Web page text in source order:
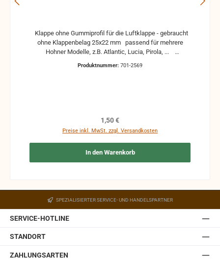
ohne Klappenbelag 25x22 mm passend für mehrere
Hohner Modelle, z.B. Atlantic, Lucia, Pirola, ...
Funktion nicht mehr gewährleistet werden und die
Produktnummer: 701-2569
Regulärer Preis:
1,50 €
Preise inkl. MwSt. zzgl. Versandkosten
In den Warenkorb
SPEZIALISIERTER SERVICE- UND HANDELSPARTNER
SERVICE-HOTLINE
STANDORT
ZAHLUNGSARTEN